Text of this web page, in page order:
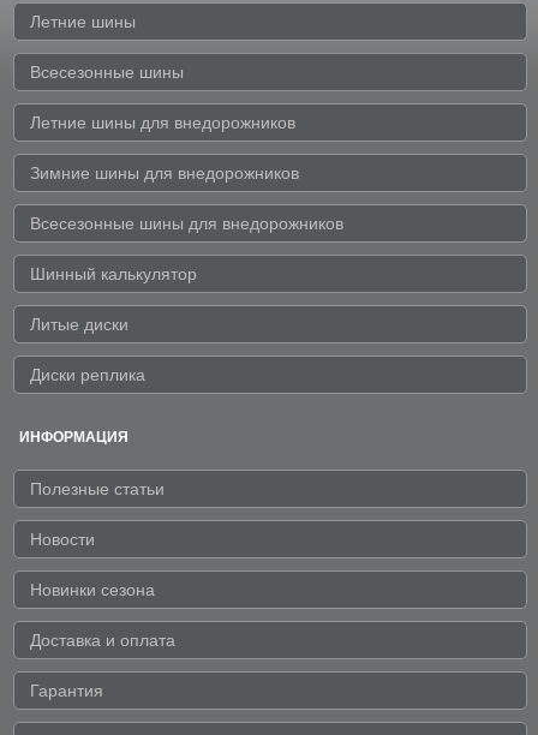
Летние шины
Всесезонные шины
Летние шины для внедорожников
Зимние шины для внедорожников
Всесезонные шины для внедорожников
Шинный калькулятор
Литые диски
Диски реплика
ИНФОРМАЦИЯ
Полезные статьи
Новости
Новинки сезона
Доставка и оплата
Гарантия